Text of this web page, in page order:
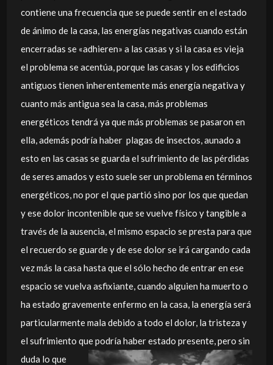
contiene una frecuencia que se puede sentir en el estado
de ánimo de la casa, las energías negativas cuando están
encerradas se «adhieren» a las casas y si la casa es vieja
el problema se acentúa, porque las casas y los edificios
antiguos tienen inherentemente más energía negativa y
cuanto más antigua sea la casa, más problemas
energéticos tendrá ya que más problemas se pasaron en
ella, además podría haber plagas de insectos, aunado a
esto en las casas se guarda el sufrimiento de las pérdidas
de seres amados y esto suele ser un problema en términos
energéticos, no por el que partió sino por los que quedan
y ese dolor incontenible que se vuelve físico y tangible a
través de la ausencia, el mismo espacio se presta para que
el recuerdo se guarde y de ese dolor se irá cargando cada
vez más la casa hasta que el sólo hecho de entrar en ese
espacio se vuelva asfixiante, cuando alguien ha muerto o
ha estado gravemente enfermo en la casa, la energía será
particularmente mala debido a todo el dolor, la tristeza y
el sufrimiento quepodría haber estado presente, pero sin
duda lo que